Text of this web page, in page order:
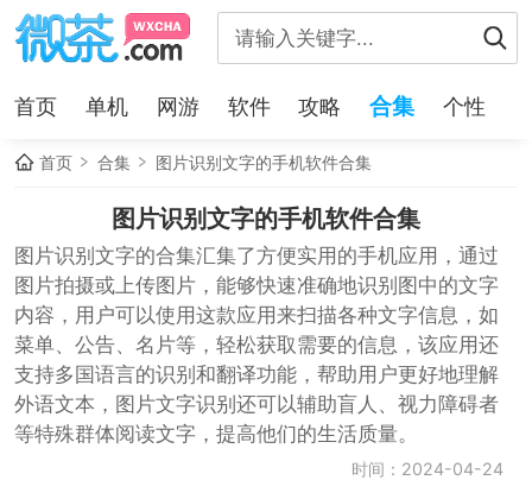
首页 单机 网游 软件 攻略 合集 个性
首页 合集 图片识别文字的手机软件合集
图片识别文字的手机软件合集
图片识别文字的合集汇集了方便实用的手机应用，通过
图片拍摄或上传图片，能够快速准确地识别图中的文字
内容，用户可以使用这款应用来扫描各种文字信息，如
菜单、公告、名片等，轻松获取需要的信息，该应用还
支持多国语言的识别和翻译功能，帮助用户更好地理解
外语文本，图片文字识别还可以辅助盲人、视力障碍者
等特殊群体阅读文字，提高他们的生活质量。
时间：2024-04-24